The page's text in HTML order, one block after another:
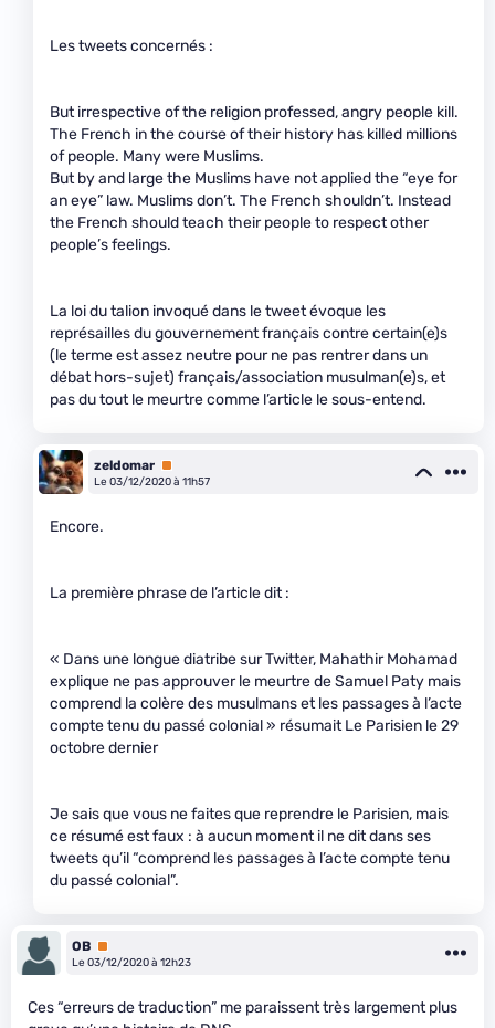
Les tweets concernés :
But irrespective of the religion professed, angry people kill.
The French in the course of their history has killed millions
of people. Many were Muslims.
But by and large the Muslims have not applied the “eye for
an eye” law. Muslims don’t. The French shouldn’t. Instead
the French should teach their people to respect other
people’s feelings.
La loi du talion invoqué dans le tweet évoque les
représailles du gouvernement français contre certain(e)s
(le terme est assez neutre pour ne pas rentrer dans un
débat hors-sujet) français/association musulman(e)s, et
pas du tout le meurtre comme l’article le sous-entend.
zeldomar Premium
Le 03/12/2020 à 11h57
Encore.
La première phrase de l’article dit :
« Dans une longue diatribe sur Twitter, Mahathir Mohamad
explique ne pas approuver le meurtre de Samuel Paty mais
comprend la colère des musulmans et les passages à l’acte
compte tenu du passé colonial » résumait Le Parisien le 29
octobre dernier
Je sais que vous ne faites que reprendre le Parisien, mais
ce résumé est faux : à aucun moment il ne dit dans ses
tweets qu’il “comprend les passages à l’acte compte tenu
du passé colonial”.
OB Premium
Le 03/12/2020 à 12h23
Ces “erreurs de traduction” me paraissent très largement plus